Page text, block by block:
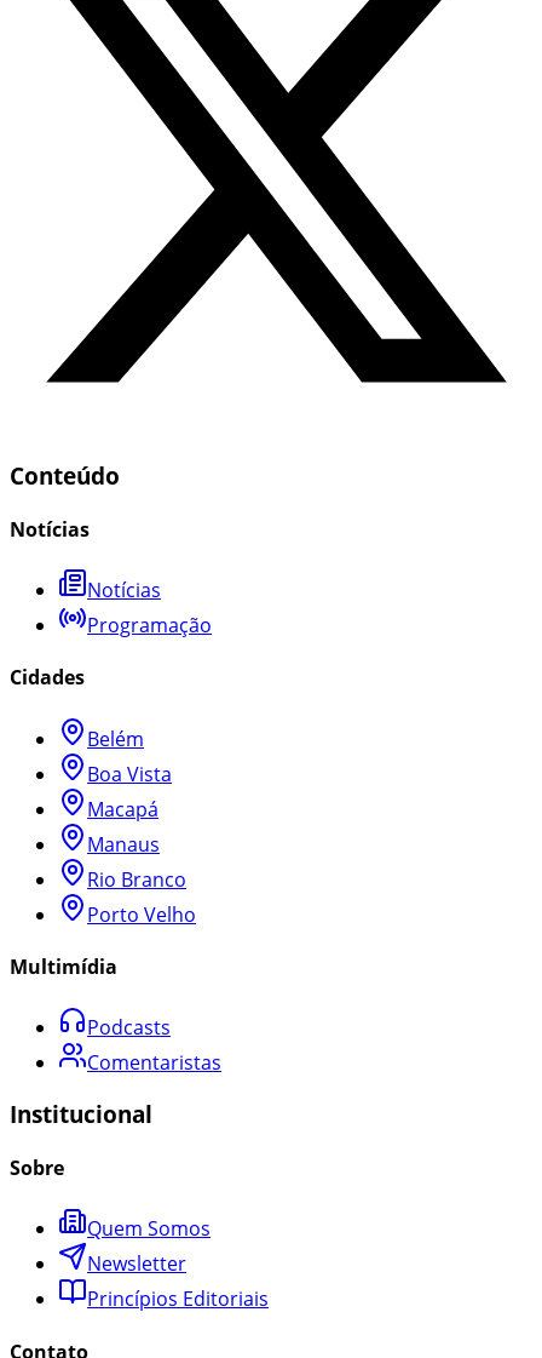
Conteúdo
Notícias
Notícias
Programação
Cidades
Belém
Boa Vista
Macapá
Manaus
Rio Branco
Porto Velho
Multimídia
Podcasts
Comentaristas
Institucional
Sobre
Quem Somos
Newsletter
Princípios Editoriais
Contato